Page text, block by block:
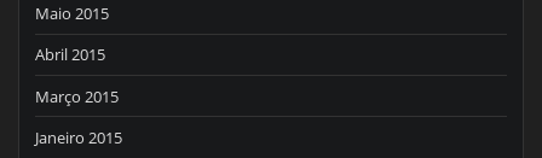
Maio 2015
Abril 2015
Março 2015
Janeiro 2015